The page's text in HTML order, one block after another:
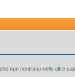
non rientrano nelle altre